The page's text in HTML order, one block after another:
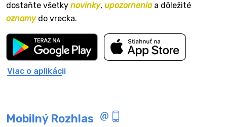
dostaňte všetky novinky, upozorneniaa dôležité
oznamydo vrecka.
Viac o aplikácii
Mobilný Rozhlas